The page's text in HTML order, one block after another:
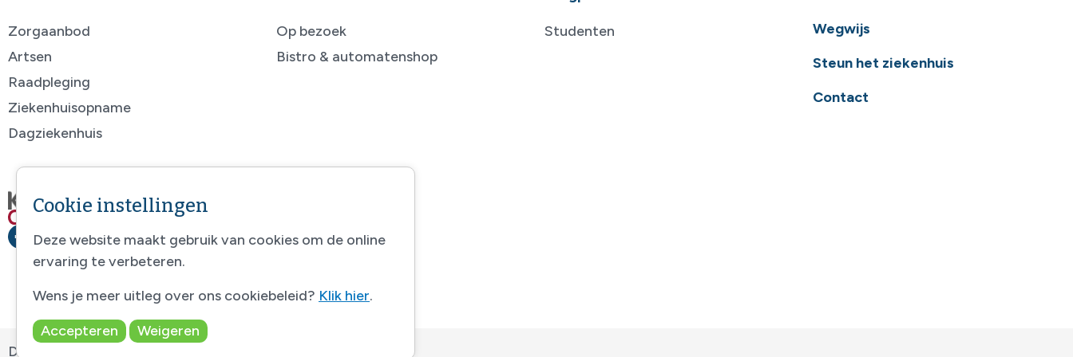
Zorgaanbod
Artsen
Raadpleging
Ziekenhuisopname
Dagziekenhuis
Op bezoek
Bistro & automatenshop
Studenten
Wegwijs
Steun het ziekenhuis
Contact
Disclaimer
Cookie instellingen
Deze website maakt gebruik van cookies om de online
ervaring te verbeteren.
Wens je meer uitleg over ons cookiebeleid? Klik hier.
Accepteren
Weigeren